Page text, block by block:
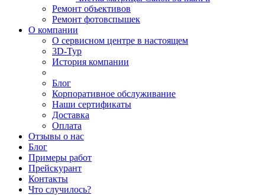
Ремонт объективов
Ремонт фотовспышек
О компании
О сервисном центре в настоящем
3D-Тур
История компании
Блог
Корпоративное обслуживание
Наши сертификаты
Доставка
Оплата
Отзывы о нас
Блог
Примеры работ
Прейскурант
Контакты
Что случилось?